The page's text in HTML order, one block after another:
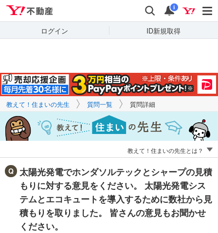
検索 通知
i
ログイン ID新規取得
キーワードで
質問を探す
教えて！住まいの先生 質問一覧 質問詳細
教えて！住まいの先生とは？
太陽光発電でホンダソルテックとシャープの見積
もりに対する意見をください。 太陽光発電シス
テムとエコキュートを導入するために数社から見
積もりを取りました。 皆さんの意見もお聞かせ
ください。